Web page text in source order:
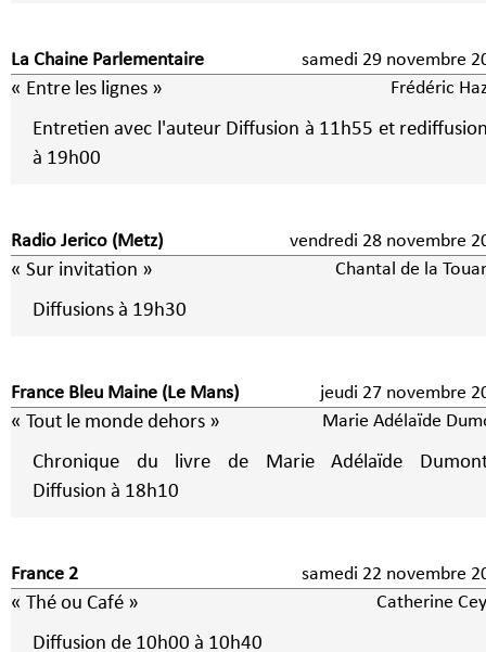
La Chaine Parlementaire samedi 29 novembre
« Entre les lignes » Frédéric
Entretien avec l'auteur Diffusion à 11h55 et rediffusion
à 19h00
Radio Jerico (Metz) vendredi 28 novembre
« Sur invitation » Chantal de la
Diffusions à 19h30
France Bleu Maine (Le Mans) jeudi 27 novembre
« Tout le monde dehors » Marie Adélaïde
Chronique du livre de Marie Adélaïde
Diffusion à 18h10
France 2 samedi 22 novembre
« Thé ou Café » Catherine
Diffusion de 10h00 à 10h40